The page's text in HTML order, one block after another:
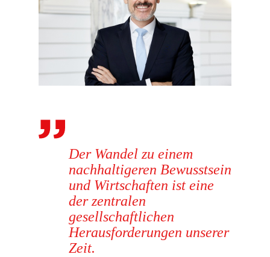
Der Wandel zu einem
nachhaltigeren Bewusstsein
und Wirtschaften ist eine
der zentralen
gesellschaftlichen
Herausforderungen unserer
Zeit.